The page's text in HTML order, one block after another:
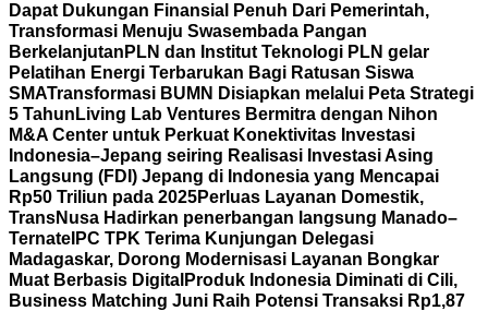
Dapat Dukungan Finansial Penuh Dari Pemerintah,
Transformasi Menuju Swasembada Pangan
Berkelanjutan PLN dan Institut Teknologi PLN gelar
Pelatihan Energi Terbarukan Bagi Ratusan Siswa
SMATransformasi BUMN Disiapkan melalui Peta Strategi
5 Tahun Living Lab Ventures Bermitra dengan Nihon
M&A Center untuk Perkuat Konektivitas Investasi
Indonesia–Jepang seiring Realisasi Investasi Asing
Langsung (FDI) Jepang di Indonesia yang Mencapai
Rp50 Triliun pada 2025Perluas Layanan Domestik,
TransNusa Hadirkan penerbangan langsung Manado–
Ternate IPC TPK Terima Kunjungan Delegasi
Madagaskar, Dorong Modernisasi Layanan Bongkar
Muat Berbasis Digital Produk Indonesia Diminati di Cili,
Business Matching Juni Raih Potensi Transaksi Rp1,87